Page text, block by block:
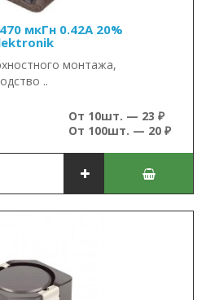
мкГн 0.42А 20%
монтажа,
..
От 10шт. — 23 ₽
От 100шт. — 20 ₽